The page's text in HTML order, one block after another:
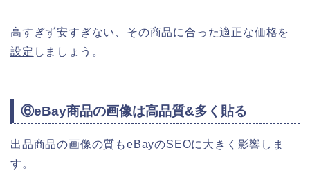
高すぎず安すぎない、その商品に合った適正な価格を
設定 しましょう。
⑥eBay商品の画像は高品質&多く貼る
出品商品の画像の質もeBayのSEOに大きく影響 しま
す。